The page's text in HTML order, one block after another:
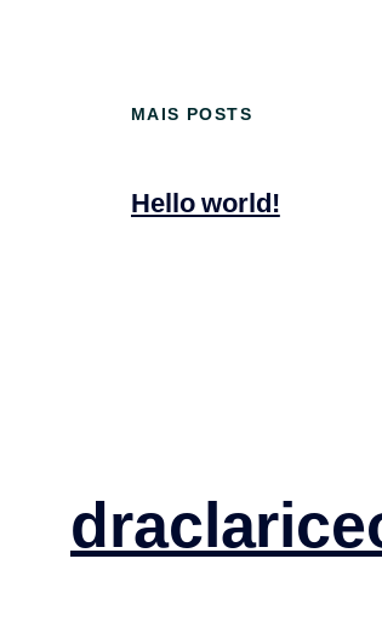
MAIS POSTS
Hello world!